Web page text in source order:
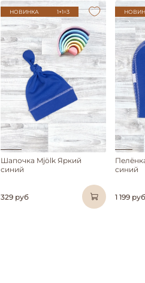
НОВИНКА 1+1=3
Шапочка Mjölk Яркий
синий
329 руб
синий
1 199 руб